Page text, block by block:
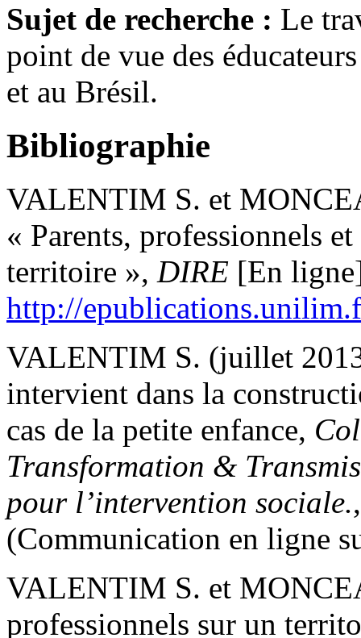
Sujet de recherche : Le
point de vue des
et au Brésil.
Bibliographie
VALENTIM S. et
« Parents, professionnels
territoire », DIRE [En
http://
VALENTIM S. (juillet
intervient dans la
cas de la petite enfance,
Transformation &
pour l’intervention sociale.
(Communication en ligne
VALENTIM S. et
professionnels sur un